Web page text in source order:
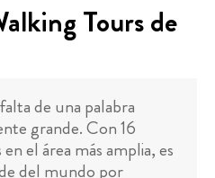
Tours de
de una palabra
grande. Con 16
el área más amplia, es
del mundo por